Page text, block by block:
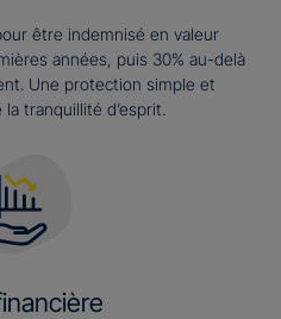
être indemnisé en valeur
années, puis 30% au-delà
Une protection simple et
tranquillité d’esprit.